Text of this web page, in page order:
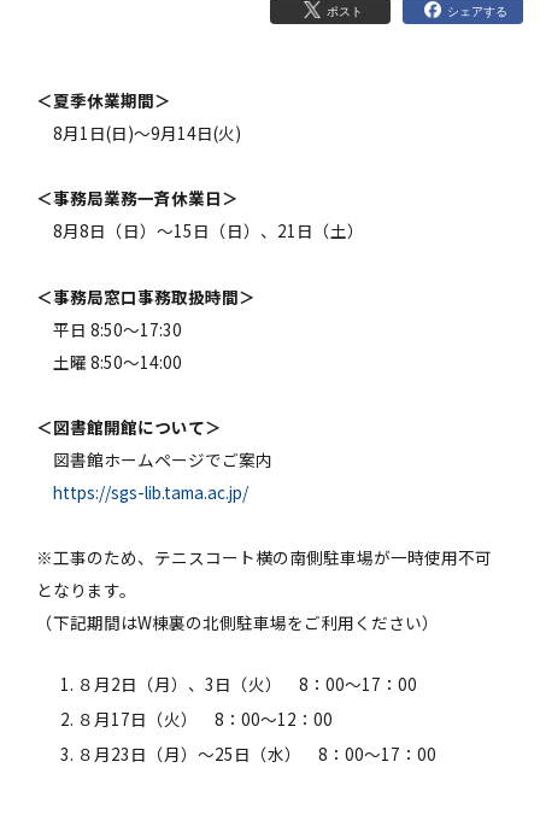
ポスト シェアする
＜夏季休業期間＞
8月1日(日)～9月14日(火)
＜事務局業務一斉休業日＞
8月8日（日）～15日（日）、21日（土）
＜事務局窓口事務取扱時間＞
平日 8:50～17:30
土曜 8:50～14:00
＜図書館開館について＞
図書館ホームページでご案内
https://sgs-lib.tama.ac.jp/
※工事のため、テニスコート横の南側駐車場が一時使用不可
となります。
（下記期間はW棟裏の北側駐車場をご利用ください）
８月2日（月）、3日（火） 8：00～17：00
８月17日（火） 8：00～12：00
８月23日（月）～25日（水） 8：00～17：00